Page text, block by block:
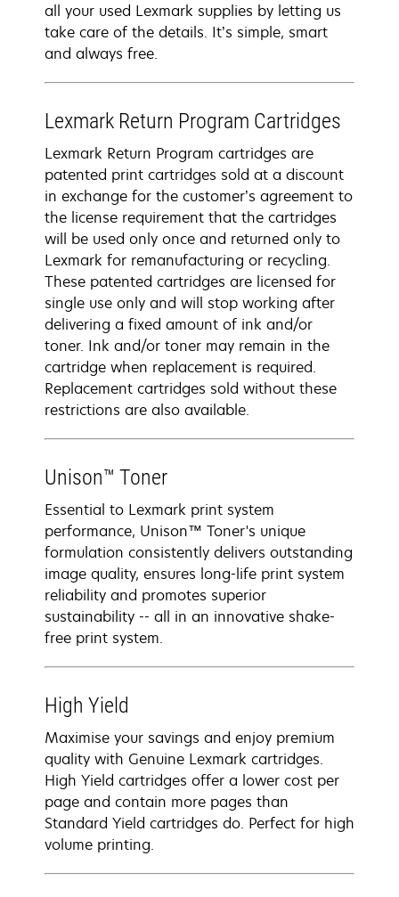
all your used Lexmark supplies by letting us
take care of the details. It’s simple, smart
and always free.
Lexmark Return Program Cartridges
Lexmark Return Program cartridges are
patented print cartridges sold at a discount
in exchange for the customer’s agreement to
the license requirement that the cartridges
will be used only once and returned only to
Lexmark for remanufacturing or recycling.
These patented cartridges are licensed for
single use only and will stop working after
delivering a fixed amount of ink and/or
toner. Ink and/or toner may remain in the
cartridge when replacement is required.
Replacement cartridges sold without these
restrictions are also available.
Unison™ Toner
Essential to Lexmark print system
performance, Unison™ Toner's unique
formulation consistently delivers outstanding
image quality, ensures long-life print system
reliability and promotes superior
sustainability -- all in an innovative shake-
free print system.
High Yield
Maximise your savings and enjoy premium
quality with Genuine Lexmark cartridges.
High Yield cartridges offer a lower cost per
page and contain more pages than
Standard Yield cartridges do. Perfect for high
volume printing.